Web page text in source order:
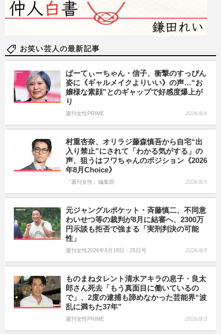
お笑い芸人の最新記事
ぱーてぃーちゃん・信子、衝撃のすっぴん
姿に《ギャルメイクよりいい》の声…“お
嬢様な素顔”とのギャップで好感度爆上が
り
週刊女性PRIME 2026/8/6
村重杏奈、オリラジ藤森慎吾から自宅“出
入り禁止”にされて「わかる気がする」の
声、狙うはフワちゃんのポジション《2026
年8月Choice》
『週刊女性』編集部 2026/8/5
元ジャングルポケット・斉藤慎二、不同意
わいせつ等の裁判が8月に結審へ、2300万
円示談も拒否で強まる「実刑判決の可能
性」
週刊女性2026年8月18日・25日号 2026/8/5
ものまねタレント清水アキラの息子・良太
郎さん死去「もう真面目に働いているの
で」、2度の逮捕も諦めなかった芸能界“波
乱に満ちた37年”
週刊女性PRIME 2026/8/3